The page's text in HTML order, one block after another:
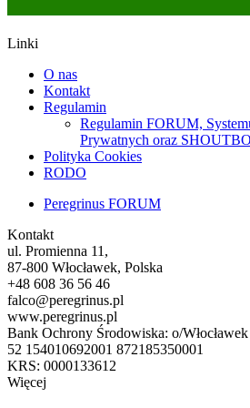
Linki
O nas
Kontakt
Regulamin
Regulamin FORUM,
Prywatnych oraz
Polityka Cookies
RODO
Peregrinus FORUM
Kontakt
ul. Promienna 11,
87-800 Włocławek, Polska
+48 608 36 56 46
falco@peregrinus.pl
www.peregrinus.pl
Bank Ochrony Środowiska: o/Włocławek
52 154010692001 872185350001
KRS: 0000133612
Więcej